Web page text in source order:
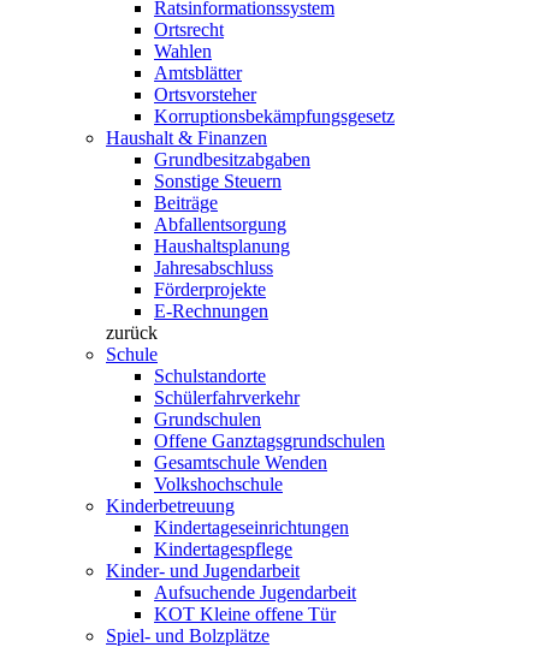
Ratsinformationssystem
Ortsrecht
Wahlen
Amtsblätter
Ortsvorsteher
Korruptionsbekämpfungsgesetz
Haushalt & Finanzen
Grundbesitzabgaben
Sonstige Steuern
Beiträge
Abfallentsorgung
Haushaltsplanung
Jahresabschluss
Förderprojekte
E-Rechnungen
zurück
Schule
Schulstandorte
Schülerfahrverkehr
Grundschulen
Offene Ganztagsgrundschulen
Gesamtschule Wenden
Volkshochschule
Kinderbetreuung
Kindertageseinrichtungen
Kindertagespflege
Kinder- und Jugendarbeit
Aufsuchende Jugendarbeit
KOT Kleine offene Tür
Spiel- und Bolzplätze